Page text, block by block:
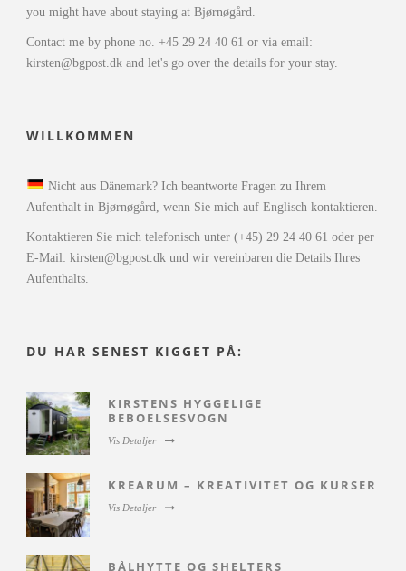
you might have about staying at Bjørnøgård.
Contact me by phone no. +45 29 24 40 61 or via email:
kirsten@bgpost.dk and let's go over the details for your stay.
WILLKOMMEN
Nicht aus Dänemark? Ich beantworte Fragen zu Ihrem
Aufenthalt in Bjørnøgård, wenn Sie mich auf Englisch kontaktieren.
Kontaktieren Sie mich telefonisch unter (+45) 29 24 40 61 oder per
E-Mail: kirsten@bgpost.dk und wir vereinbaren die Details Ihres
Aufenthalts.
DU HAR SENEST KIGGET PÅ:
KIRSTENS HYGGELIGE
BEBOELSESVOGN
Vis Detaljer
KREARUM – KREATIVITET OG KURSER
Vis Detaljer
BÅLHYTTE OG SHELTERS